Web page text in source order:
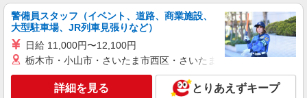
キープ 詳細を見る
派遣社員
LAPI-Staff株式会社 関西エリア/軽作業
おもちゃ・玩具の袋詰め・検品など
時給1,400円以上＋交通費全額支給 ※夜勤は時
警備員スタッフ（イベント、道路、商業施設、
大型駐車場、JR列車見張りなど）
日給 11,000円〜12,100円
栃木市・小山市・さいたま市西区・さいたま市岩槻区・久喜市・
詳細を見る とりあえずキープ